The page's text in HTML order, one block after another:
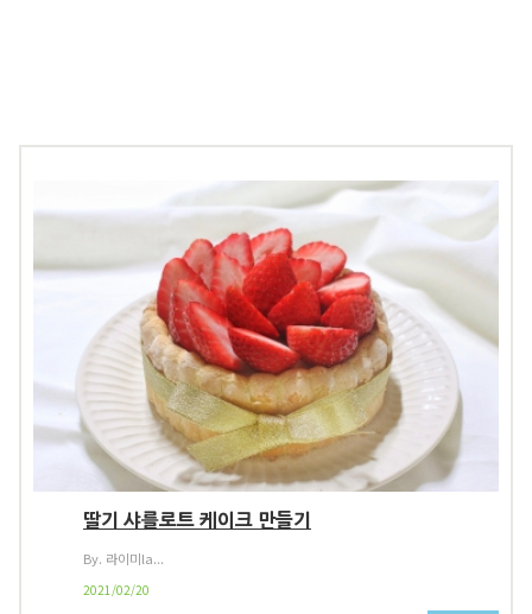
딸기 샤를로트 케이크 만들기
By. 라이미la...
2021/02/20